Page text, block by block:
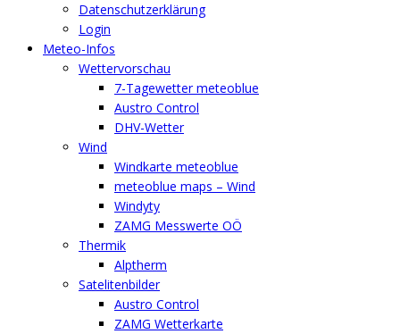
Datenschutzerklärung
Login
Meteo-Infos
Wettervorschau
7-Tagewetter meteoblue
Austro Control
DHV-Wetter
Wind
Windkarte meteoblue
meteoblue maps – Wind
Windyty
ZAMG Messwerte OÖ
Thermik
Alptherm
Satelitenbilder
Austro Control
ZAMG Wetterkarte